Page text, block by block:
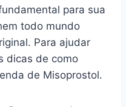
para sua
todo mundo
Para ajudar
dicas de como
de Misoprostol.